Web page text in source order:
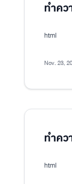
ทำคว
html
Nov. 23,
ทำคว
html